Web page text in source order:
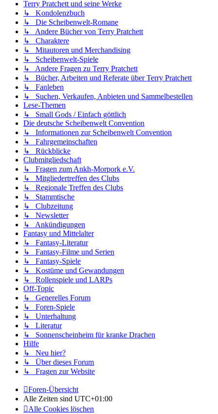
Terry Pratchett und seine Werke
↳ Kondolenzbuch
↳ Die Scheibenwelt-Romane
↳ Andere Bücher von Terry Pratchett
↳ Charaktere
↳ Mitautoren und Merchandising
↳ Scheibenwelt-Spiele
↳ Andere Fragen zu Terry Pratchett
↳ Bücher, Arbeiten und Referate über Terry Pratchett
↳ Fanleben
↳ Suchen, Verkaufen, Anbieten und Sammelbestellen
Lese-Themen
↳ Small Gods / Einfach göttlich
Die deutsche Scheibenwelt Convention
↳ Informationen zur Scheibenwelt Convention
↳ Fahrgemeinschaften
↳ Rückblicke
Clubmitgliedschaft
↳ Fragen zum Ankh-Morpork e.V.
↳ Mitgliedertreffen des Clubs
↳ Regionale Treffen des Clubs
↳ Stammtische
↳ Clubzeitung
↳ Newsletter
↳ Ankündigungen
Fantasy und Mittelalter
↳ Fantasy-Literatur
↳ Fantasy-Filme und Serien
↳ Fantasy-Spiele
↳ Kostüme und Gewandungen
↳ Rollenspiele und LARPs
Off-Topic
↳ Generelles Forum
↳ Foren-Spiele
↳ Unterhaltung
↳ Literatur
↳ Sonnenscheinheim für kranke Drachen
Hilfe
↳ Neu hier?
↳ Über dieses Forum
↳ Fragen zur Website
Foren-Übersicht
Alle Zeiten sind UTC+01:00
Alle Cookies löschen